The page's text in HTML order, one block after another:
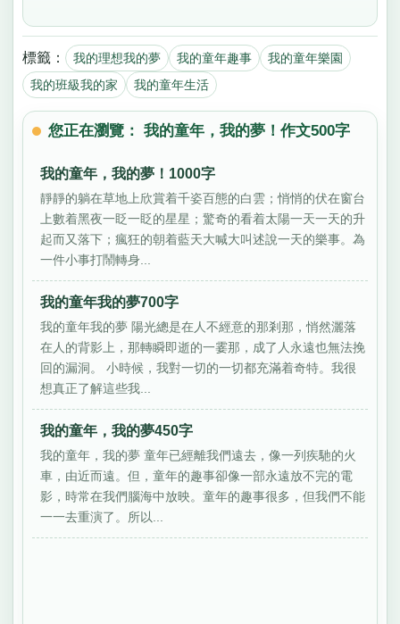
標籤： 我的理想我的夢 我的童年趣事
我的童年樂園
我的班級我的家
我的童年生活
您正在瀏覽： 我的童年，我的夢！作文500字
我的童年，我的夢！1000字
靜靜的躺在草地上欣賞着千姿百態的白雲；悄悄的伏在窗台
上數着黑夜一眨一眨的星星；驚奇的看着太陽一天一天的升
起而又落下；瘋狂的朝着藍天大喊大叫述說一天的樂事。為
一件小事打鬧轉身...
我的童年我的夢700字
我的童年我的夢 陽光總是在人不經意的那剎那，悄然灑落
在人的背影上，那轉瞬即逝的一霎那，成了人永遠也無法挽
回的漏洞。 小時候，我對一切的一切都充滿着奇特。我很
想真正了解這些我...
我的童年，我的夢450字
我的童年，我的夢 童年已經離我們遠去，像一列疾馳的火
車，由近而遠。但，童年的趣事卻像一部永遠放不完的電
影，時常在我們腦海中放映。童年的趣事很多，但我們不能
一一去重演了。所以...